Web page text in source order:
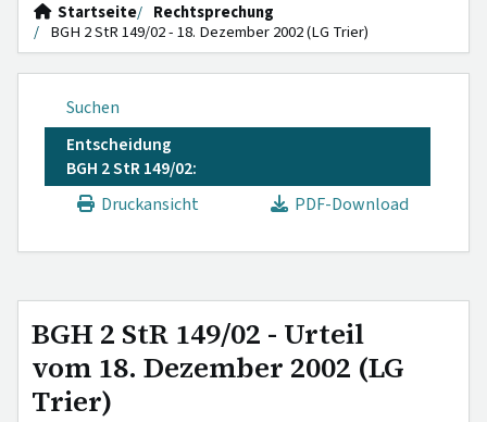
Startseite
Rechtsprechung
BGH 2 StR 149/02 - 18. Dezember 2002 (LG Trier)
Suchen
Entscheidung
BGH 2 StR 149/02:
Druckansicht
PDF-Download
BGH 2 StR 149/02 - Urteil
vom 18. Dezember 2002 (LG
Trier)